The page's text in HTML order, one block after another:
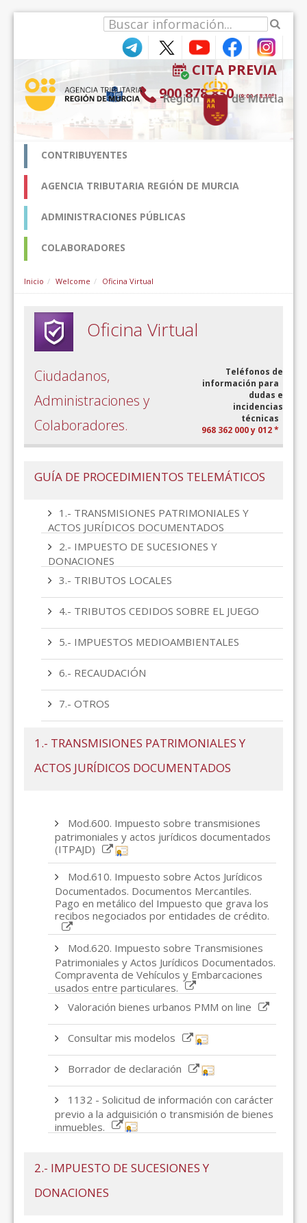
CITA PREVIA
900 878 830 (9:00-18:30*)
CONTRIBUYENTES
AGENCIA TRIBUTARIA REGIÓN DE MURCIA
ADMINISTRACIONES PÚBLICAS
COLABORADORES
Inicio Welcome Oficina Virtual
Oficina Virtual
Ciudadanos,
Administraciones y
Colaboradores.
Teléfonos de
información para
dudas e
incidencias
técnicas
968 362 000 y 012 *
GUÍA DE PROCEDIMIENTOS TELEMÁTICOS
1.- TRANSMISIONES PATRIMONIALES Y
ACTOS JURÍDICOS DOCUMENTADOS
2.- IMPUESTO DE SUCESIONES Y
DONACIONES
3.- TRIBUTOS LOCALES
4.- TRIBUTOS CEDIDOS SOBRE EL JUEGO
5.- IMPUESTOS MEDIOAMBIENTALES
6.- RECAUDACIÓN
7.- OTROS
1.- TRANSMISIONES PATRIMONIALES Y
ACTOS JURÍDICOS DOCUMENTADOS
Mod.600. Impuesto sobre transmisiones
patrimoniales y actos jurídicos documentados
(ITPAJD)
Mod.610. Impuesto sobre Actos Jurídicos
Documentados. Documentos Mercantiles.
Pago en metálico del Impuesto que grava los
recibos negociados por entidades de crédito.
Mod.620. Impuesto sobre Transmisiones
Patrimoniales y Actos Jurídicos Documentados.
Compraventa de Vehículos y Embarcaciones
usados entre particulares.
Valoración bienes urbanos PMM on line
Consultar mis modelos
Borrador de declaración
1132 - Solicitud de información con carácter
previo a la adquisición o transmisión de bienes
inmuebles.
2.- IMPUESTO DE SUCESIONES Y
DONACIONES